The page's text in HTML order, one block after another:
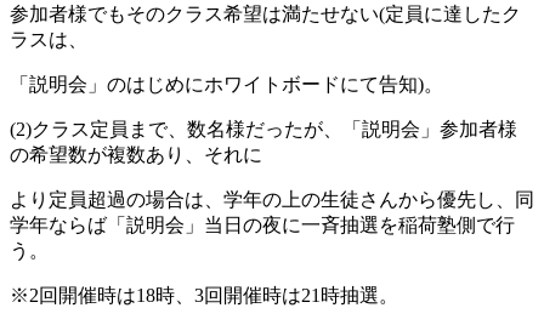
参加者様でもそのクラス希望は満たせない(定員に達したク
ラスは、
「説明会」のはじめにホワイトボードにて告知)。
(2)クラス定員まで、数名様だったが、「説明会」参加者様
の希望数が複数あり、それに
より定員超過の場合は、学年の上の生徒さんから優先し、同
学年ならば「説明会」当日の夜に一斉抽選を稲荷塾側で行
う。
※2回開催時は18時、3回開催時は21時抽選。